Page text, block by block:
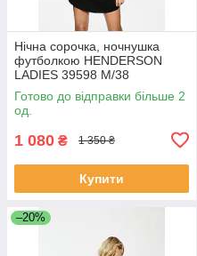
Нічна сорочка, ночнушка
футболкою HENDERSON
LADIES 39598 M/38
Готово до відправки більше 2
од.
1 080 ₴ 1 350 ₴
Купити
–20%